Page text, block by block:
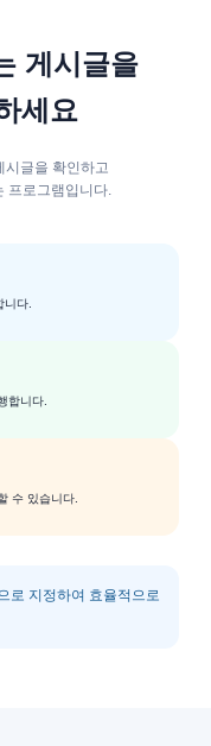
게시글을
세요
시글을 확인하고
프로그램입니다.
다.
합니다.
수 있습니다.
로 지정하여 효율적으로